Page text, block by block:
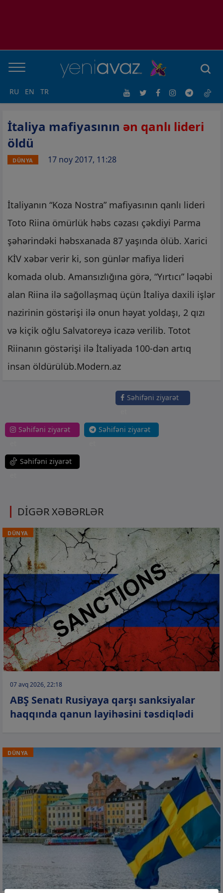
RU EN TR
İtaliya mafiyasının ən qanlı lideri
öldü
DÜNYA 17 noy 2017, 11:28
İtaliyanın “Koza Nostra” mafiyasının qanlı lideri
Toto Riina ömürlük həbs cəzası çəkdiyi Parma
şəhərindəki həbsxanada 87 yaşında ölüb. Xarici
KİV xəbər verir ki, son günlər mafiya lideri
komada olub. Amansızlığına görə, “Yırtıcı” ləqəbi
alan Riina ilə sağollaşmaq üçün İtaliya daxili işlər
nazirinin göstərişi ilə onun həyat yoldaşı, 2 qızı
və kiçik oğlu Salvatoreyə icazə verilib. Totot
Riinanın göstərişi ilə İtaliyada 100-dən artıq
insan öldürülüb.Modern.az
Səhifəni ziyarət
Səhifəni ziyarət
Səhifəni ziyarət
Səhifəni ziyarət
DİGƏR XƏBƏRLƏR
DÜNYA
07 avq 2026, 22:18
ABŞ Senatı Rusiyaya qarşı sanksiyalar
haqqında qanun layihəsini təsdiqlədi
DÜNYA